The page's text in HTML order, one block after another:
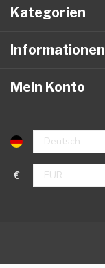
Kategorien
Informationen
Mein Konto
€